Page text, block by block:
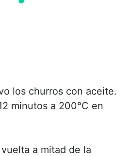
los churros con aceite.
minutos a 200°C en
a mitad de la